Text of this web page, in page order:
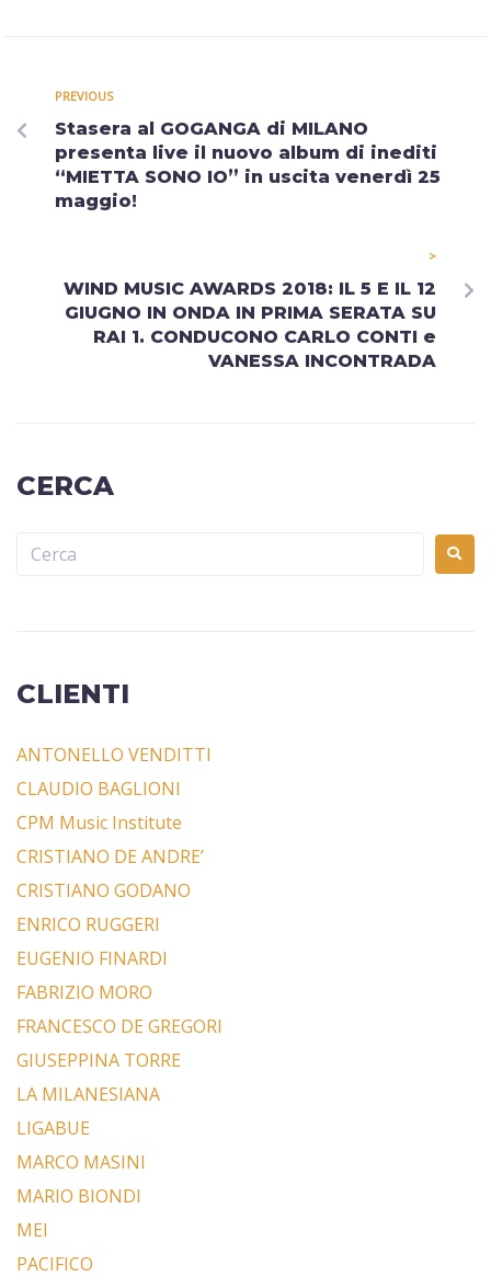
PREVIOUS
Stasera al GOGANGA di MILANO
presenta live il nuovo album di inediti
“MIETTA SONO IO” in uscita venerdì 25
maggio!
>
WIND MUSIC AWARDS 2018: IL 5 E IL 12
GIUGNO IN ONDA IN PRIMA SERATA SU
RAI 1. CONDUCONO CARLO CONTI e
VANESSA INCONTRADA
CERCA
CLIENTI
ANTONELLO VENDITTI
CLAUDIO BAGLIONI
CPM Music Institute
CRISTIANO DE ANDRE’
CRISTIANO GODANO
ENRICO RUGGERI
EUGENIO FINARDI
FABRIZIO MORO
FRANCESCO DE GREGORI
GIUSEPPINA TORRE
LA MILANESIANA
LIGABUE
MARCO MASINI
MARIO BIONDI
MEI
PACIFICO